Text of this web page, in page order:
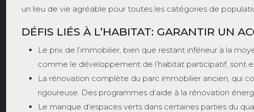
un lieu de vie agréable pour toutes les catégories de
DÉFIS LIÉS À L’HABITAT: GARANTIR UN
Le prix de l’immobilier, bien que restant inférieur à la
comme le développement de l’habitat participatif, sont
La rénovation complète du parc immobilier ancien, qui
rigoureuse. Des programmes d’aide à la rénovation
Le manque d’espaces verts dans certaines parties du